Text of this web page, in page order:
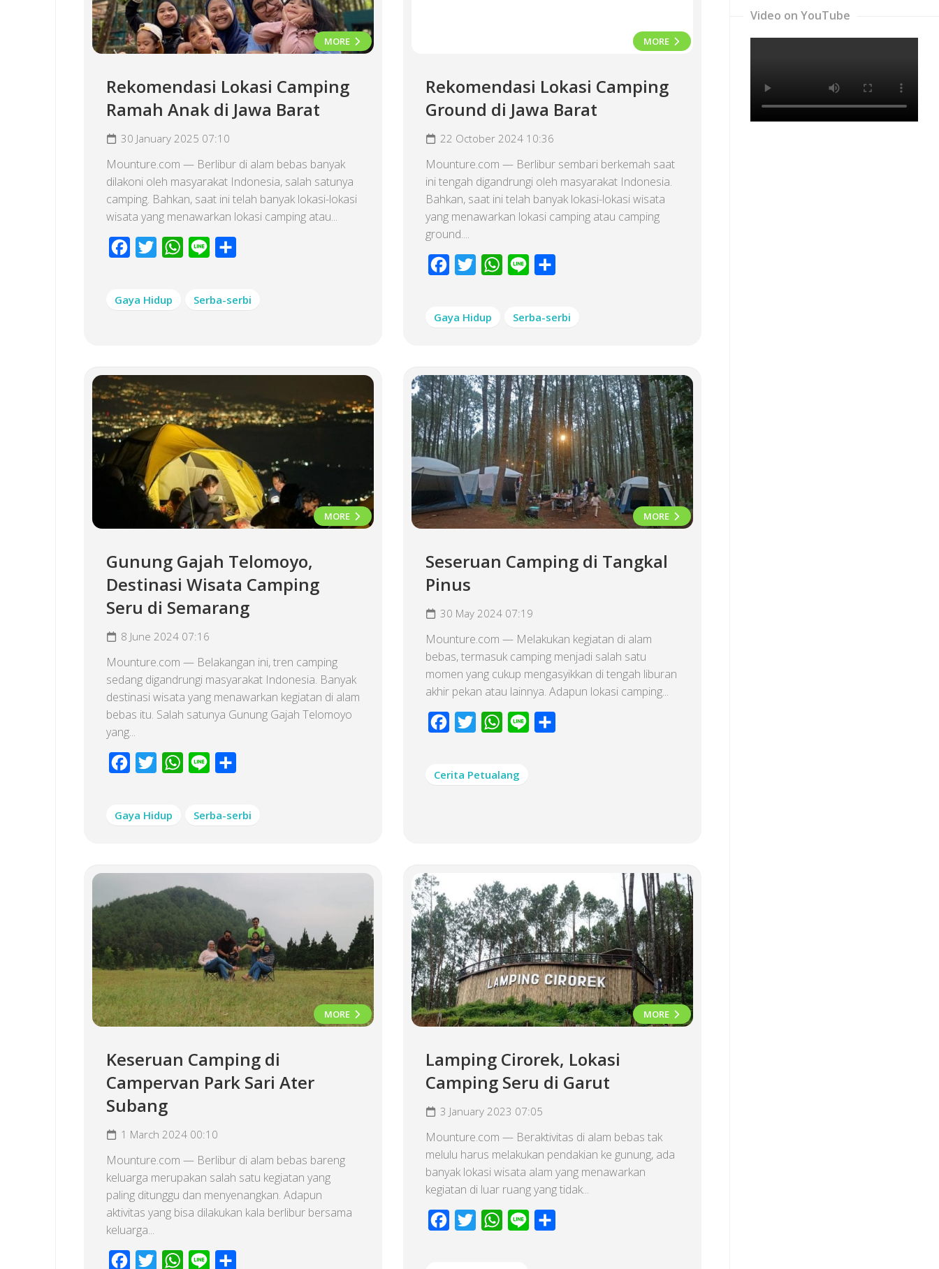
MORE
Rekomendasi Lokasi Camping
Ramah Anak di Jawa Barat
30 January 2025 07:10
Mounture.com — Berlibur di alam bebas banyak
dilakoni oleh masyarakat Indonesia, salah satunya
camping. Bahkan, saat ini telah banyak lokasi-lokasi
wisata yang menawarkan lokasi camping atau...
Facebook
Twitter WhatsApp
Line
Gaya Hidup Serba-serbi
MORE
Rekomendasi Lokasi Camping
Ground di Jawa Barat
22 October 2024 10:36
Mounture.com — Berlibur sembari berkemah saat
ini tengah digandrungi oleh masyarakat Indonesia.
Bahkan, saat ini telah banyak lokasi-lokasi wisata
yang menawarkan lokasi camping atau camping
ground....
Facebook
Twitter WhatsApp
Line
Gaya Hidup Serba-serbi
MORE
Gunung Gajah Telomoyo,
Destinasi Wisata Camping
Seru di Semarang
8 June 2024 07:16
Mounture.com — Belakangan ini, tren camping
sedang digandrungi masyarakat Indonesia. Banyak
destinasi wisata yang menawarkan kegiatan di alam
bebas itu. Salah satunya Gunung Gajah Telomoyo
yang...
Facebook
Twitter WhatsApp
Line
Gaya Hidup Serba-serbi
MORE
Seseruan Camping di Tangkal
Pinus
30 May 2024 07:19
Mounture.com — Melakukan kegiatan di alam
bebas, termasuk camping menjadi salah satu
momen yang cukup mengasyikkan di tengah liburan
akhir pekan atau lainnya. Adapun lokasi camping...
Facebook
Twitter WhatsApp
Line
Cerita Petualang
MORE
Keseruan Camping di
Campervan Park Sari Ater
Subang
1 March 2024 00:10
Mounture.com — Berlibur di alam bebas bareng
keluarga merupakan salah satu kegiatan yang
paling ditunggu dan menyenangkan. Adapun
aktivitas yang bisa dilakukan kala berlibur bersama
keluarga...
Facebook
Twitter WhatsApp
Line
MORE
Lamping Cirorek, Lokasi
Camping Seru di Garut
3 January 2023 07:05
Mounture.com — Beraktivitas di alam bebas tak
melulu harus melakukan pendakian ke gunung, ada
banyak lokasi wisata alam yang menawarkan
kegiatan di luar ruang yang tidak...
Facebook
Twitter WhatsApp
Line
Video on YouTube